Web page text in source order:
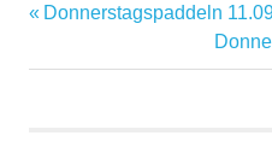
Vorheriger
Donnerstagspaddeln